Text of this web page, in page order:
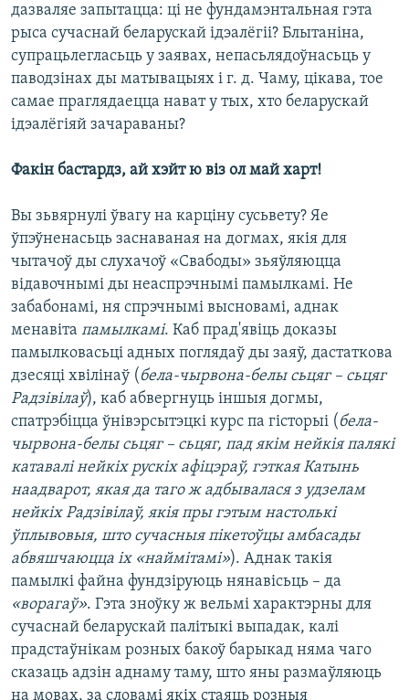
дазваляе запытацца: ці не фундамэнтальная гэта
рыса сучаснай беларускай ідэалёгіі? Блытаніна,
супрацьлегласьць у заявах, непасьлядоўнасьць у
паводзінах ды матывацыях і г. д. Чаму, цікава, тое
самае праглядаецца нават у тых, хто беларускай
ідэалёгіяй зачараваны?
Факін бастардз, ай хэйт ю віз ол май харт!
Вы зьвярнулі ўвагу на карціну сусьвету? Яе
ўпэўненасьць заснаваная на догмах, якія для
чытачоў ды слухачоў «Свабоды» зьяўляюцца
відавочнымі ды неаспрэчнымі памылкамі. Не
забабонамі, ня спрэчнымі высновамі, аднак
менавіта памылкамі. Каб прад'явіць доказы
памылковасьці адных поглядаў ды заяў, дастаткова
дзесяці хвілінаў ( бела-чырвона-белы сьцяг – сьцяг
Радзівілаў), каб абвергнуць іншыя догмы,
спатрэбіцца ўнівэрсытэцкі курс па гісторыі ( бела-
чырвона-белы сьцяг – сьцяг, пад якім нейкія палякі
катавалі нейкіх рускіх афіцэраў, гэткая Катынь
наадварот, якая да таго ж адбывалася з удзелам
нейкіх Радзівілаў, якія пры гэтым настолькі
ўплывовыя, што сучасныя пікетоўцы амбасады
абвяшчаюцца іх «наймітамі»). Аднак такія
памылкі файна фундзіруюць нянавісьць – да
«ворагаў». Гэта зноўку ж вельмі характэрны для
сучаснай беларускай палітыкі выпадак, калі
прадстаўнікам розных бакоў барыкад няма чаго
сказаць адзін аднаму таму, што яны размаўляюць
на мовах, за словамі якіх стаяць розныя